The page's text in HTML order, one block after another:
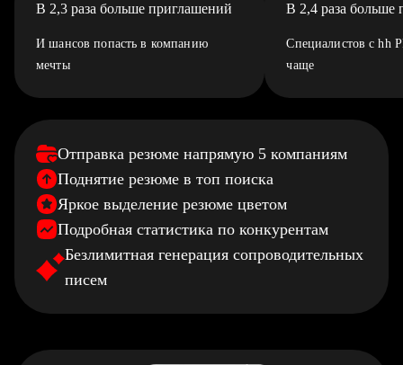
В 2,3 раза больше приглашений
И шансов попасть в компанию
мечты
В 2,4 раза больше
Специалистов с hh
чаще
Отправка резюме напрямую 5 компаниям
Поднятие резюме в топ поиска
Яркое выделение резюме цветом
Подробная статистика по конкурентам
Безлимитная генерация сопроводительных
писем